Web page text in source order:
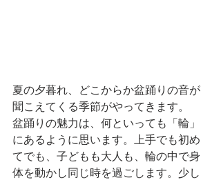
夏の夕暮れ、どこからか盆踊りの音が
聞こえてくる季節がやってきます。
盆踊りの魅力は、何といっても「輪」
にあるように思います。上手でも初め
てでも、子どもも大人も、輪の中で身
体を動かし同じ時を過ごします。少し